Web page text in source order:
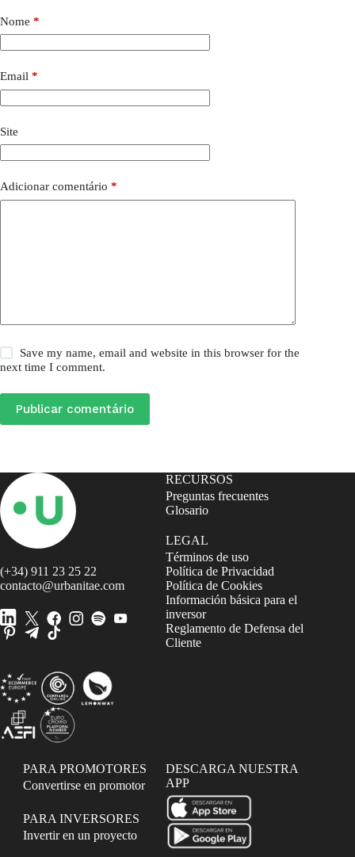
Nome *
Email *
Site
Adicionar comentário *
Save my name, email and website in this browser for the
next time I comment.
Publicar comentário
(+34) 911 23 25 22
contacto@urbanitae.com
RECURSOS
Preguntas frecuentes
Glosario
LEGAL
Términos de uso
Política de Privacidad
Política de Cookies
Información básica para el
inversor
Reglamento de Defensa del
Cliente
PARA PROMOTORES
Convertirse en promotor
PARA INVERSORES
Invertir en un proyecto
DESCARGA NUESTRA
APP